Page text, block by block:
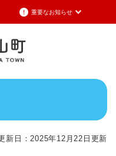
本文へ重要なお知らせ
支援制度のお知らせ
旧しました
語）
中文（簡体字）
更 白 黒 青
新日：2025年12月22日更新